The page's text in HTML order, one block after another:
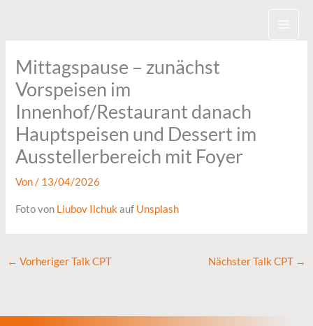
Mittagspause – zunächst
Vorspeisen im
Innenhof/Restaurant danach
Hauptspeisen und Dessert im
Ausstellerbereich mit Foyer
Von/ 13/04/2026
Foto von Liubov Ilchukauf Unsplash
← Vorheriger Talk CPT Nächster Talk CPT →